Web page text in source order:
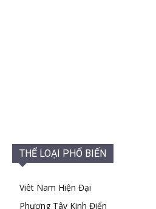
THỂ LOẠI PHỔ BIẾN
Viêt Nam Hiện Đại
Phương Tây Kinh Điển